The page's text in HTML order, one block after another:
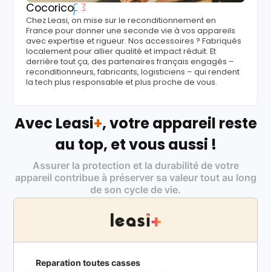
Cocorico
Chez Leasi, on mise sur le reconditionnement en
France pour donner une seconde vie à vos appareils
avec expertise et rigueur. Nos accessoires ? Fabriqués
localement pour allier qualité et impact réduit. Et
derrière tout ça, des partenaires français engagés –
reconditionneurs, fabricants, logisticiens – qui rendent
la tech plus responsable et plus proche de vous.
Avec Leasi+, votre appareil reste
au top, et vous aussi !
Assurer la protection et la durabilité de votre
appareil contribue à préserver sa valeur tout au long
de son cycle de vie.
Reparation toutes casses